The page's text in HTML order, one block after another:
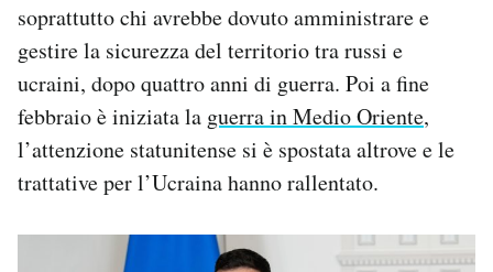
soprattutto chi avrebbe dovuto amministrare e
gestire la sicurezza del territorio tra russi e
ucraini, dopo quattro anni di guerra. Poi a fine
febbraio è iniziata la guerra in Medio Oriente,
l’attenzione statunitense si è spostata altrove e le
trattative per l’Ucraina hanno rallentato.